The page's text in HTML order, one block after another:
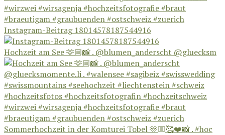
Instagram-Beitrag 18014578187544916
Hochzeit am See 🫶🏼📸 . @blumen_anderscht @gluecksm
Sommerhochzeit in der Komturei Tobel 🫶🏼🥰❤️📸 . #hoc